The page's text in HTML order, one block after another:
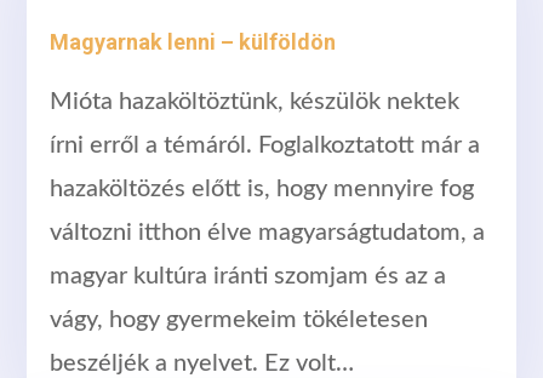
Magyarnak lenni – külföldön
Mióta hazaköltöztünk, készülök nektek
írni erről a témáról. Foglalkoztatott már a
hazaköltözés előtt is, hogy mennyire fog
változni itthon élve magyarságtudatom, a
magyar kultúra iránti szomjam és az a
vágy, hogy gyermekeim tökéletesen
beszéljék a nyelvet. Ez volt…